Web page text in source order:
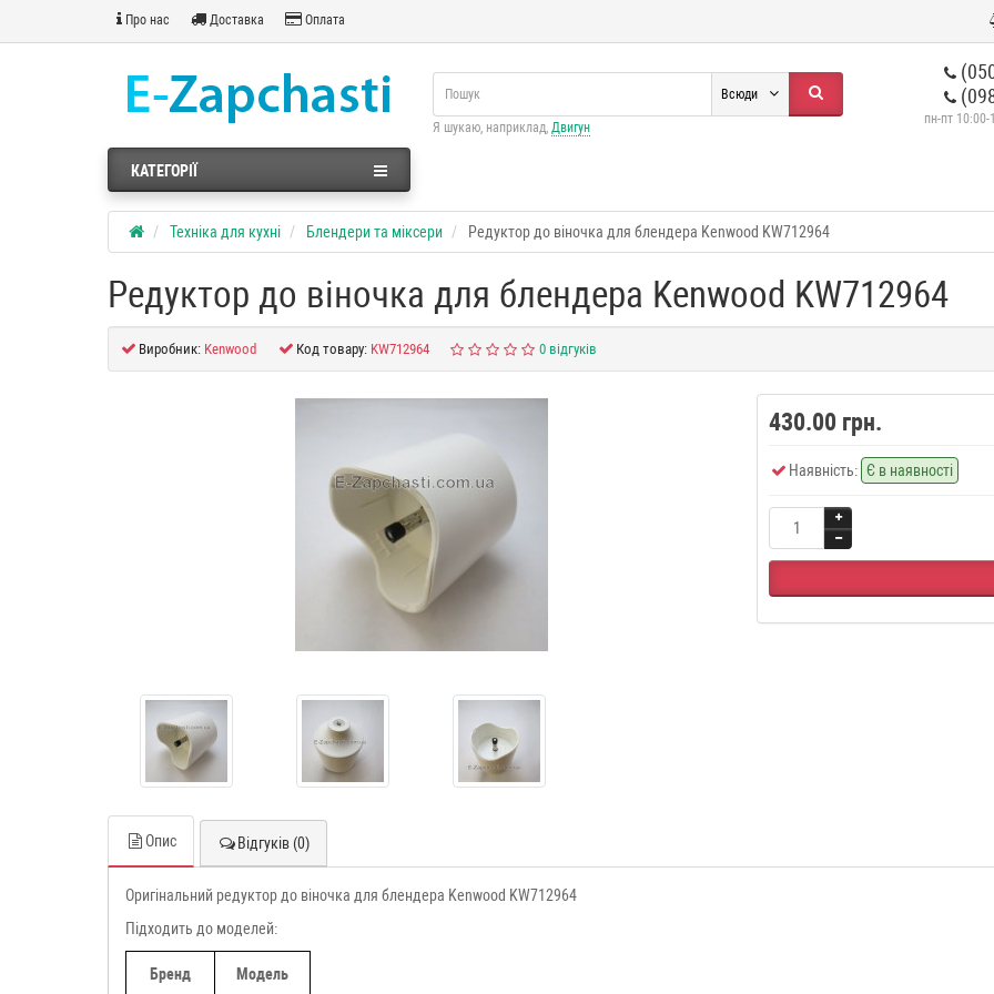
Про нас Доставка Оплата
пн-пт
Всюди
Я шукаю, наприклад, Двигун
КАТЕГОРІЇ
Техніка для кухні Блендери та міксери Редуктор до віночка для блендера Kenwood KW712964
Редуктор до віночка для блендера Kenwood KW712964
Виробник: Kenwood Код товару: KW712964 0 відгуків
430.00 грн.
Наявність: Є в наявності
Опис Відгуків (0)
Оригінальний редуктор до віночка для блендера Kenwood KW712964
Підходить до моделей:
Бренд Модель